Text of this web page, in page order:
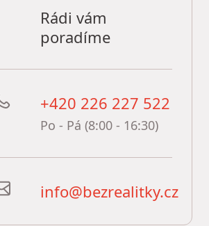
Rádi vám
poradíme
+420 226 227 522
Po - Pá (8:00 - 16:30)
info@bezrealitky.cz